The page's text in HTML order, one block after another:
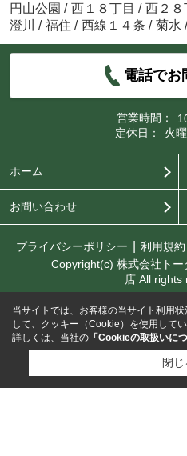
円山公園 / 西１８丁目 / 西２８
澄川
/ 福住 / 西線１４条 / 菊水 /
電話でお
営業時間：
定休日：
火
ホーム
お問い合わせ
プライバシーポリシー 利用規約
Copyright(c) 株式会社ト
店 All rights
当サイトでは、お客様の当サイト利用
して、クッキー（Cookie）を使用してい
詳しくは、当社の 「Cookieの取扱いに
閉じ